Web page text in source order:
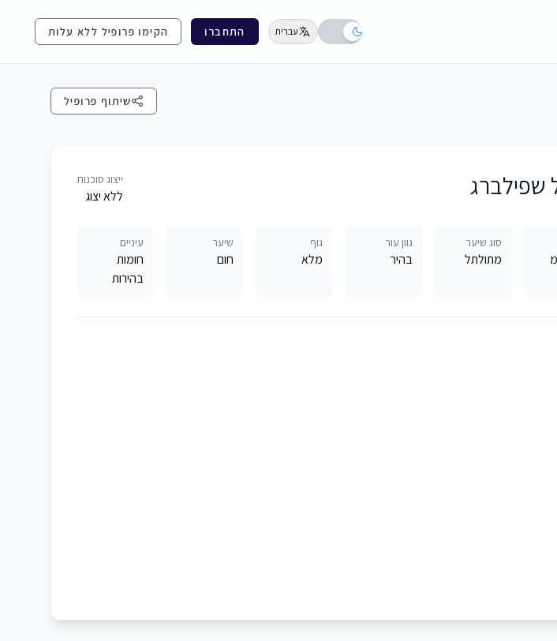
עברית התחברו הקימו פרופיל ללא עלות
שיתוף פרופיל
שפילברג ייצוג סוכנות
ללא יצוג
סוג שיער
מתולתל
גוון עור
בהיר
גוף
מלא
שיער
חום
עיניים
חומות
בהירות